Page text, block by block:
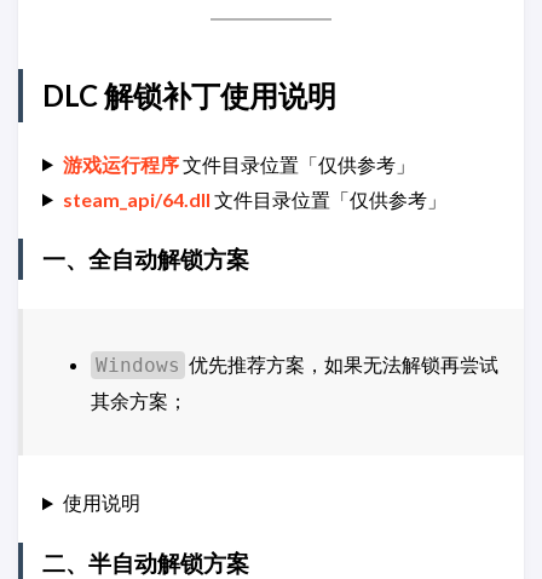
DLC 解锁补丁使用说明
游戏运行程序文件目录位置「仅供参考」
steam_api/64.dll 文件目录位置「仅供参考」
一、全自动解锁方案
Windows 优先推荐方案，如果无法解锁再尝试
其余方案；
使用说明
二、半自动解锁方案